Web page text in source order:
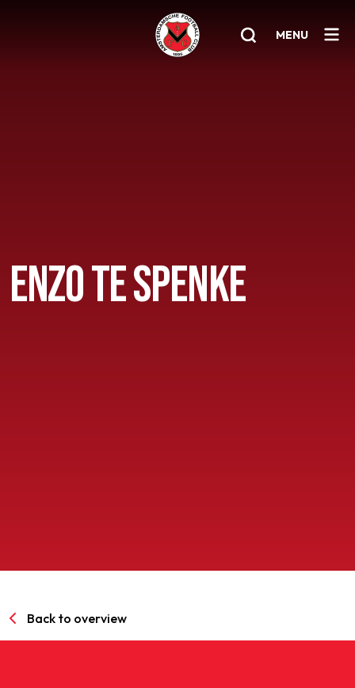
MENU
Clubinfo
Nieuwsoverzicht
ENZO TE SPENKE
Back to overview